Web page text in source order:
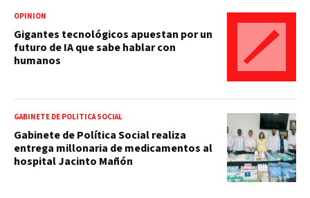
OPINIÓN
Gigantes tecnológicos apuestan por un
futuro de IA que sabe hablar con
humanos
GABINETE DE POLÍTICA SOCIAL
Gabinete de Política Social realiza
entrega millonaria de medicamentos al
hospital Jacinto Mañón